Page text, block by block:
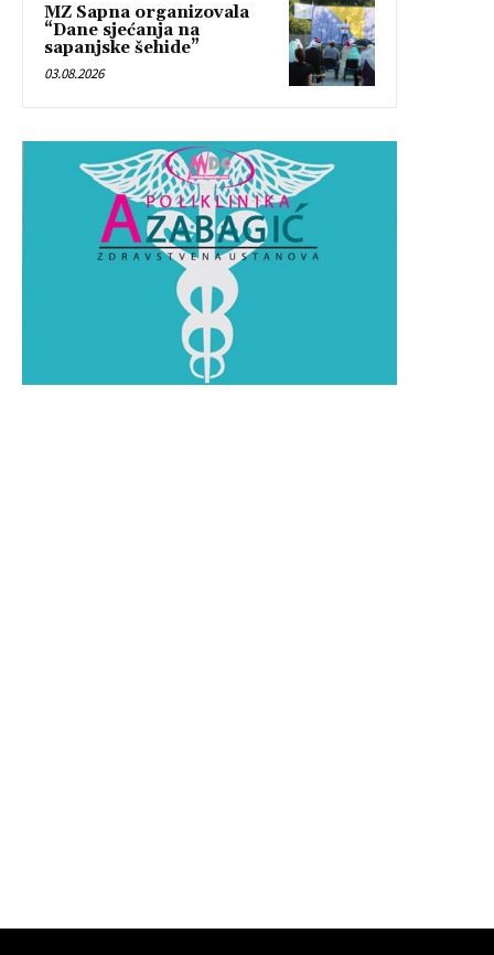
MZ Sapna organizovala
“Dane sjećanja na
sapanjske šehide”
03.08.2026